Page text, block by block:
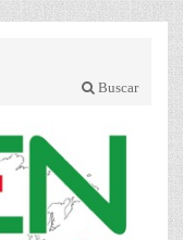
Buscar